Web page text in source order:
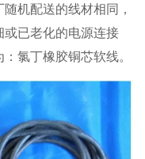
机配送的线材相同，
已老化的电源连接
氯丁橡胶铜芯软线。